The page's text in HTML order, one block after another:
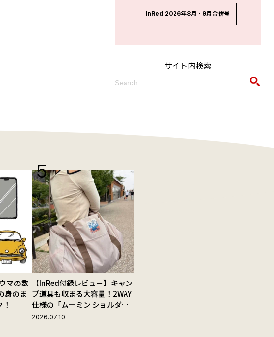
InRed 2026年8月・9月合併号
サイト内検索
マの数
身のま
【InRed付録レビュー】キャン
プ道具も収まる大容量！2WAY
仕様の「ムーミン ショルダー
ストラップ付きボストンバッ
2026.07.10